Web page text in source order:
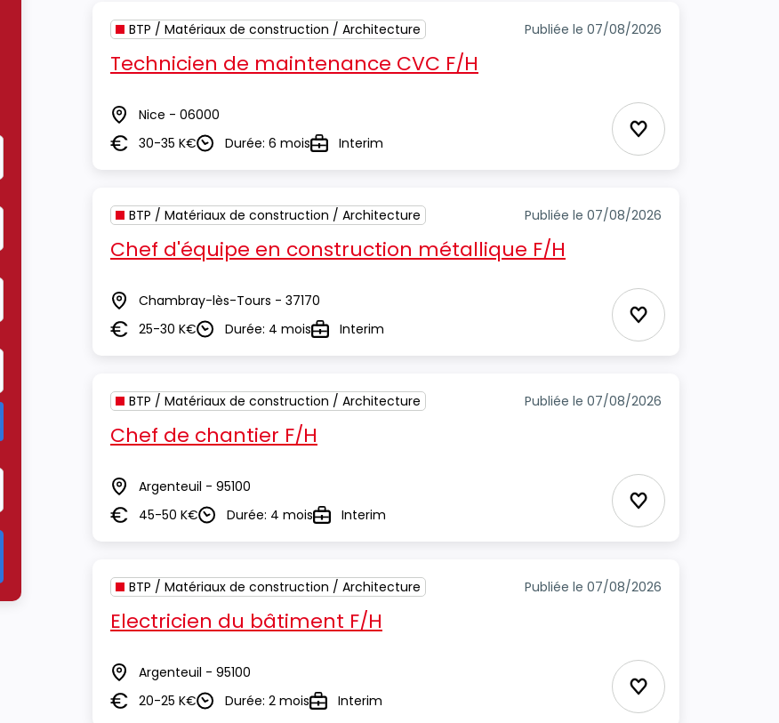
Supprimer le critère BTP / Matériaux de construction / Architecture
BTP / Matériaux de construction / Architecture Publiée le 07/08/2026
Technicien de maintenance CVC F/H
Lieu Nice - 06000
Salaire30-35 K€DuréeDurée: 6 moisTypeInterim Ajouter aux
BTP / Matériaux de construction / Architecture Publiée le 07/08/2026
Chef d'équipe en construction métallique F/H
Lieu Chambray-lès-Tours - 37170
Salaire25-30 K€DuréeDurée: 4 moisTypeInterim Ajouter aux
BTP / Matériaux de construction / Architecture Publiée le 07/08/2026
Chef de chantier F/H
Lieu Argenteuil - 95100
Salaire45-50 K€DuréeDurée: 4 moisTypeInterim Ajouter aux
BTP / Matériaux de construction / Architecture Publiée le 07/08/2026
Electricien du bâtiment F/H
Lieu Argenteuil - 95100
Salaire20-25 K€DuréeDurée: 2 moisTypeInterim Ajouter aux